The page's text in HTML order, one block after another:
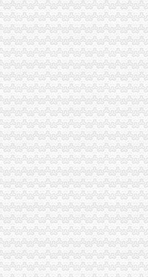
檀原木进口流程-东莞市鸿泽进出口
券之星
司可以代办进出口权-广州58同城
东莞市聚海进出口报关有限公司
口报关价格/批发报价/生产厂家/参
注册代理
检流程_广东海邦进出口贸易有限公
（）_公告正文
注册流程_进出口公司注册代理】-
P深圳进出口权代办】-南山前海易
次临时股东大会会议资料-[中财网]
计2015年日常关联交易公告
事海商律师在线免费咨询_华律网
资公告
网
机票预订,美亚价机票预订,国
对外投资暨关联交易公告_财经_
】-广州58同城
重庆市渝中区长江制冷设备经营部-
册各类许可证代办-嘉兴58同城